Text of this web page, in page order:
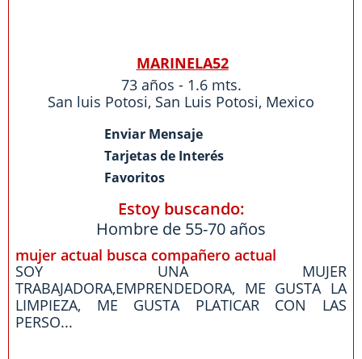
MARINELA52
73 años - 1.6 mts.
San luis Potosi, San Luis Potosi, Mexico
Enviar Mensaje
Tarjetas de Interés
Favoritos
Estoy buscando:
Hombre de 55-70 años
mujer actual busca compañero actual
SOY UNA MUJER
TRABAJADORA,EMPRENDEDORA, ME GUSTA LA
LIMPIEZA, ME GUSTA PLATICAR CON LAS
PERSO...